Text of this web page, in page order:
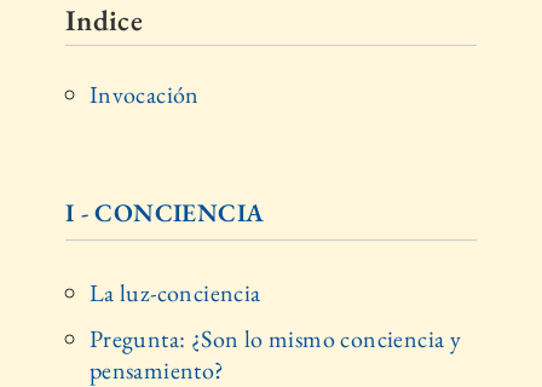
Indice
Invocación
I - CONCIENCIA
La luz-conciencia
Pregunta: ¿Son lo mismo conciencia y
pensamiento?